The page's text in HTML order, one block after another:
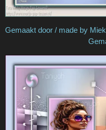
Gemaakt door
Gemaakt door /